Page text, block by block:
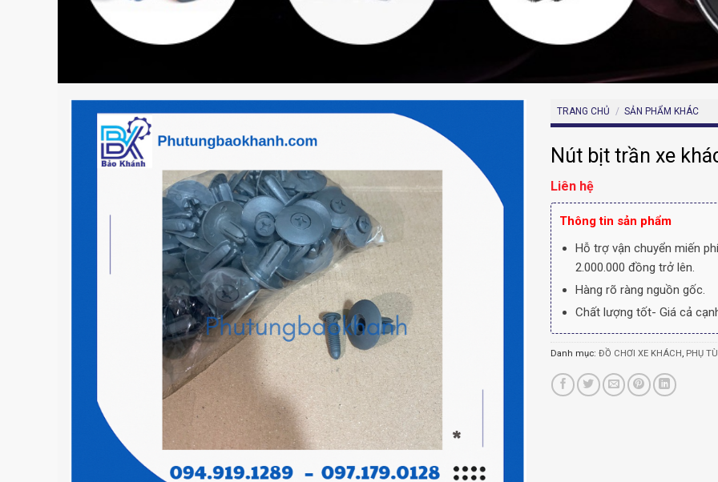
TRANG CHỦ / SẢN PHẨM KHÁC
Nút bịt trần xe
Liên hệ
Thông tin sản phẩm
Hỗ trợ vận chuyển miến
2.000.000 đồng trở lên.
Hàng rõ ràng nguồn gốc.
Chất lượng tốt- Giá cả
Danh mục: ĐỒ CHƠI XE KHÁCH, PHỤ